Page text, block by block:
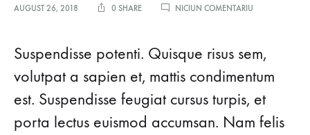
AUGUST 26, 2018 0 SHARE NICIUN COMENTARIU
HARDY
THE
HONNEUR
Suspendisse potenti. Quisque risus sem,
volutpat a sapien et, mattis condimentum
est. Suspendisse feugiat cursus turpis, et
porta lectus euismod accumsan. Nam felis